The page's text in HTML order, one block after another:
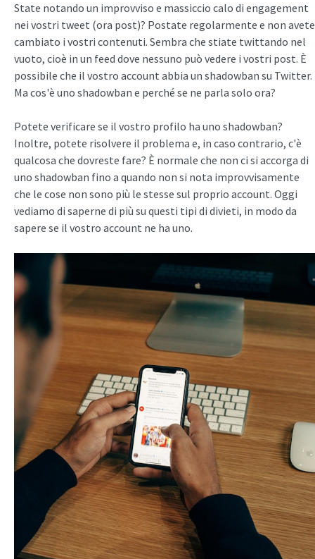
State notando un improvviso e massiccio calo di engagement
nei vostri tweet (ora post)? Postate regolarmente e non avete
cambiato i vostri contenuti. Sembra che stiate twittando nel
vuoto, cioè in un feed dove nessuno può vedere i vostri post. È
possibile che il vostro account abbia un shadowban su Twitter.
Ma cos'è uno shadowban e perché se ne parla solo ora?
Potete verificare se il vostro profilo ha uno shadowban?
Inoltre, potete risolvere il problema e, in caso contrario, c'è
qualcosa che dovreste fare? È normale che non ci si accorga di
uno shadowban fino a quando non si nota improvvisamente
che le cose non sono più le stesse sul proprio account. Oggi
vediamo di saperne di più su questi tipi di divieti, in modo da
sapere se il vostro account ne ha uno.